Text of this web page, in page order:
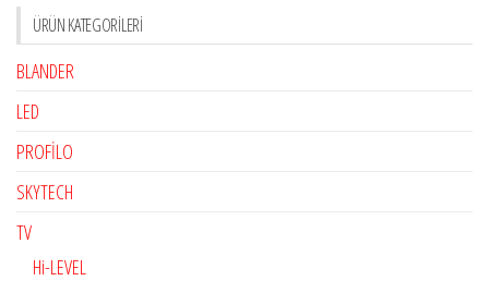
ÜRÜN KATEGORILERI
BLANDER
LED
PROFİLO
SKYTECH
TV
Hi-LEVEL